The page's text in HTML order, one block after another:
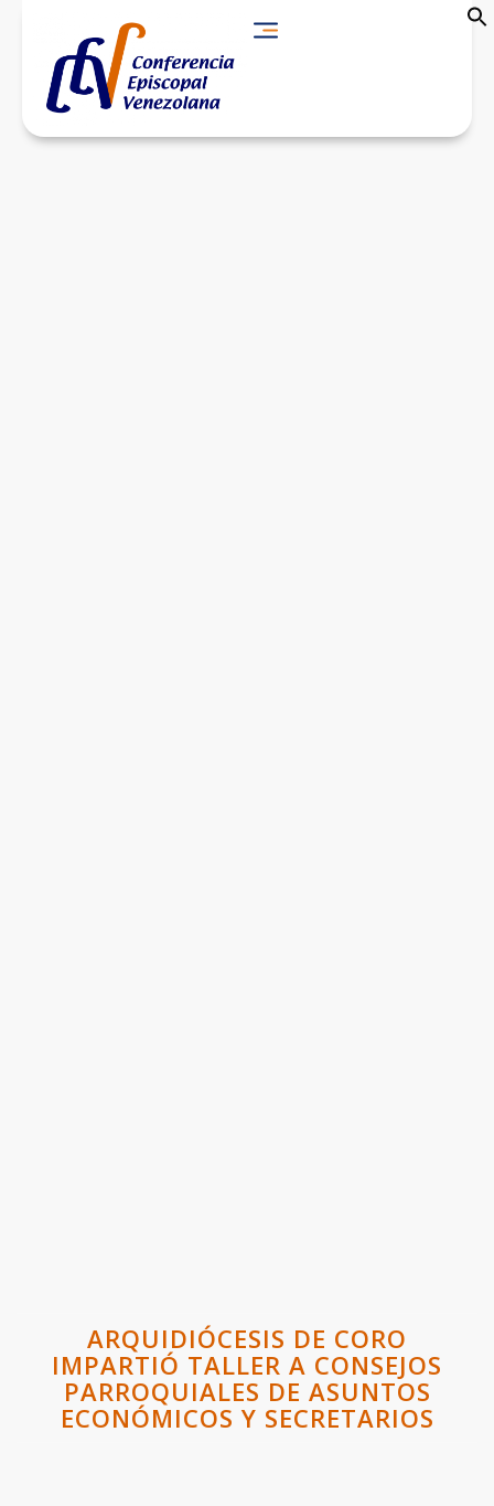
ARQUIDIÓCESIS DE CORO
IMPARTIÓ TALLER A CONSEJOS
PARROQUIALES DE ASUNTOS
ECONÓMICOS Y SECRETARIOS